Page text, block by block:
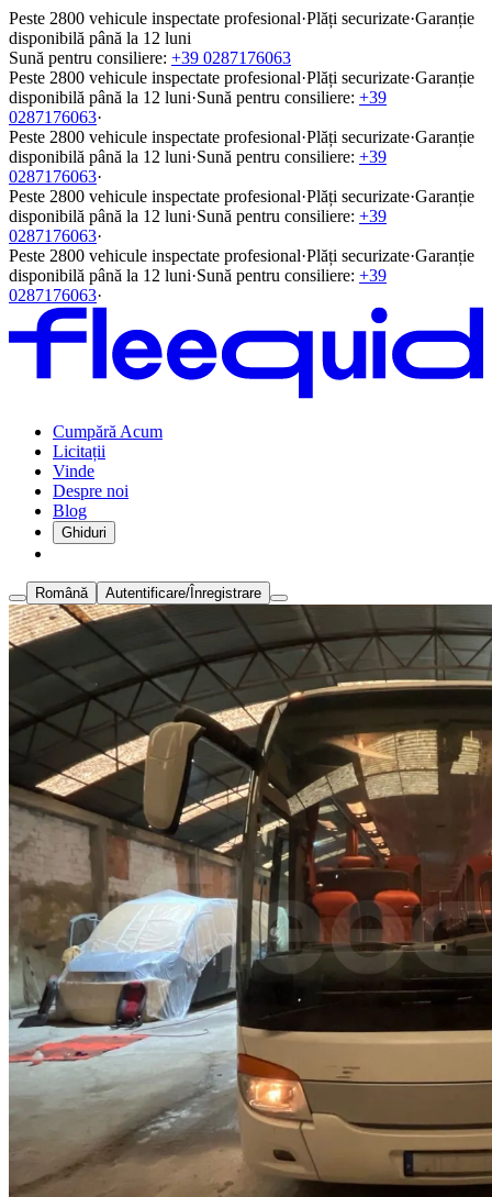
Peste 2800 vehicule inspectate profesional·Plăți securizate·Garanție
disponibilă până la 12 luni
Sună pentru consiliere: +39 0287176063
Peste 2800 vehicule inspectate profesional·Plăți securizate·Garanție
disponibilă până la 12 luni·Sună pentru consiliere: +39
0287176063·
Peste 2800 vehicule inspectate profesional·Plăți securizate·Garanție
disponibilă până la 12 luni·Sună pentru consiliere: +39
0287176063·
Peste 2800 vehicule inspectate profesional·Plăți securizate·Garanție
disponibilă până la 12 luni·Sună pentru consiliere: +39
0287176063·
Peste 2800 vehicule inspectate profesional·Plăți securizate·Garanție
disponibilă până la 12 luni·Sună pentru consiliere: +39
0287176063·
Cumpără Acum
Licitații
Vinde
Despre noi
Blog
Ghiduri
Română Autentificare/Înregistrare